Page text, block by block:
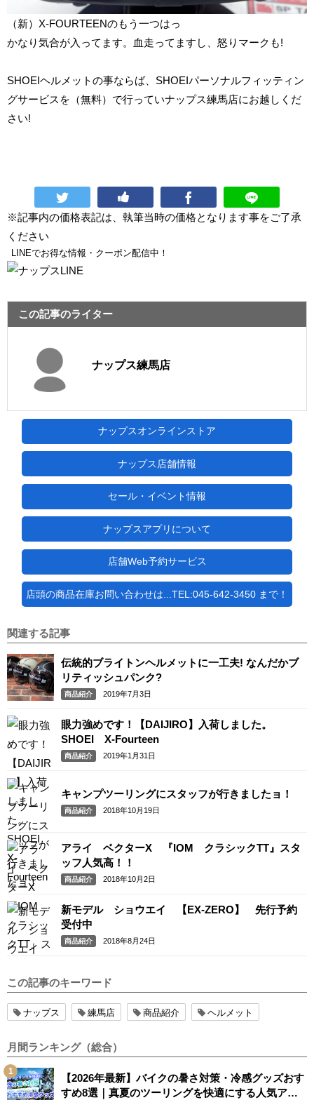
（新）X-FOURTEENのもう一つはっ
かなり気合が入ってます。血走ってますし、怒りマークも!
SHOEIヘルメットの事ならば、SHOEIパーソナルフィッティン
グサービスを（無料）で行っていナップス練馬店にお越しくだ
さい!
※記事内の価格表記は、執筆当時の価格となります事をご了承
ください
LINEでお得な情報・クーポン配信中！
この記事のライター
ナップス練馬店
ナップスオンラインストア
ナップス店舗情報
セール・イベント情報
ナップスアプリについて
店舗Web予約サービス
店頭の商品在庫お問い合わせは...TEL:045-642-3450 まで！
関連する記事
伝統的ブライトンヘルメットに一工夫! なんだかブ
リティッシュパンク?
商品紹介 2019年7月3日
眼力強めです！【DAIJIRO】入荷しました。
SHOEI X-Fourteen
商品紹介 2019年1月31日
キャンプツーリングにスタッフが行きましたョ！
商品紹介 2018年10月19日
アライ ベクターX 『IOM クラシックTT』スタ
ッフ人気高！！
商品紹介 2018年10月2日
新モデル ショウエイ 【EX-ZERO】 先行予約
受付中
商品紹介 2018年8月24日
この記事のキーワード
ナップス 練馬店 商品紹介 ヘルメット
月間ランキング（総合）
【2026年最新】バイクの暑さ対策・冷感グッズおす
すめ8選｜真夏のツーリングを快適にする人気アイ